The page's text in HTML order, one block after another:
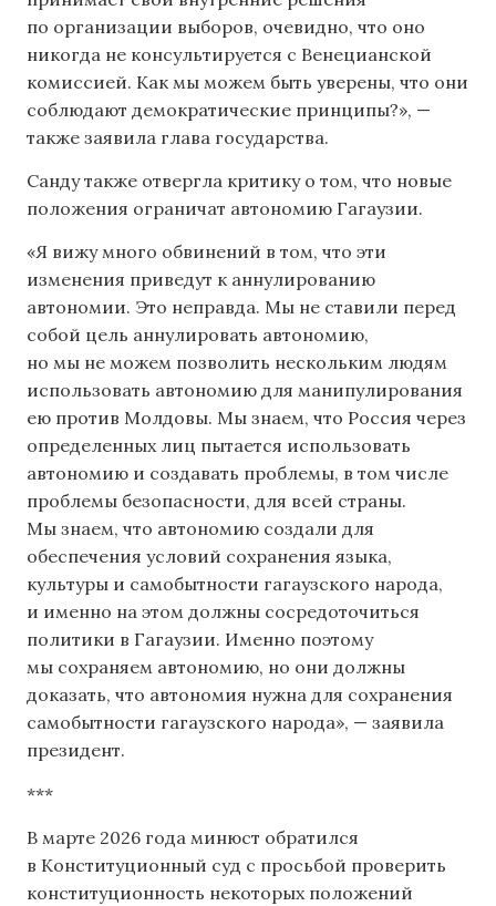
по организации выборов, очевидно, что оно
никогда не консультируется с Венецианской
комиссией. Как мы можем быть уверены, что они
соблюдают демократические принципы?», —
также заявила глава государства.
Санду также отвергла критику о том, что новые
положения ограничат автономию Гагаузии.
«Я вижу много обвинений в том, что эти
изменения приведут к аннулированию
автономии. Это неправда. Мы не ставили перед
собой цель аннулировать автономию,
но мы не можем позволить нескольким людям
использовать автономию для манипулирования
ею против Молдовы. Мы знаем, что Россия через
определенных лиц пытается использовать
автономию и создавать проблемы, в том числе
проблемы безопасности, для всей страны.
Мы знаем, что автономию создали для
обеспечения условий сохранения языка,
культуры и самобытности гагаузского народа,
и именно на этом должны сосредоточиться
политики в Гагаузии. Именно поэтому
мы сохраняем автономию, но они должны
доказать, что автономия нужна для сохранения
самобытности гагаузского народа», — заявила
президент.
***
В марте 2026 года минюст обратился
в Конституционный суд с просьбой проверить
конституционность некоторых положений